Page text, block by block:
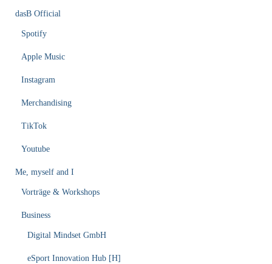
dasB Official
Spotify
Apple Music
Instagram
Merchandising
TikTok
Youtube
Me, myself and I
Vorträge & Workshops
Business
Digital Mindset GmbH
eSport Innovation Hub [H]